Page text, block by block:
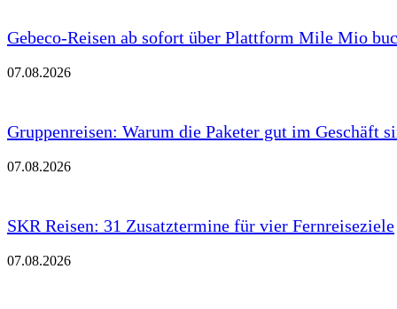
Gebeco-Reisen ab sofort über Plattform Mile Mio
07.08.2026
Gruppenreisen: Warum die Paketer gut im Geschäft
07.08.2026
SKR Reisen: 31 Zusatztermine für vier Fernreiseziele
07.08.2026